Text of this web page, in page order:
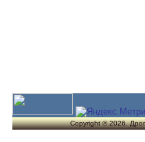
Copyright © 2026.